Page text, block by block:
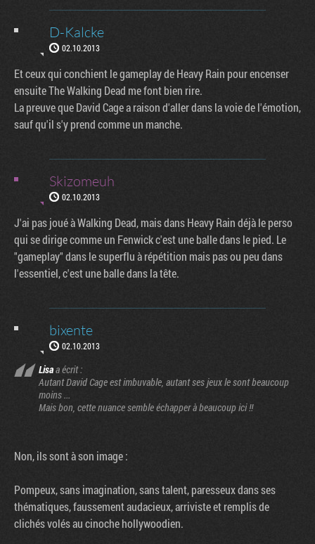
D-Kalcke
02.10.2013
Et ceux qui conchient le gameplay de Heavy Rain pour encenser
ensuite The Walking Dead me font bien rire.
La preuve que David Cage a raison d'aller dans la voie de l'émotion,
sauf qu'il s'y prend comme un manche.
Skizomeuh
02.10.2013
J'ai pas joué à Walking Dead, mais dans Heavy Rain déjà le perso
qui se dirige comme un Fenwick c'est une balle dans le pied. Le
"gameplay" dans le superflu à répétition mais pas ou peu dans
l'essentiel, c'est une balle dans la tête.
bixente
02.10.2013
Lisaa écrit :
Autant David Cage est imbuvable, autant ses jeux le sont beaucoup
moins ...
Mais bon, cette nuance semble échapper à beaucoup ici !!
Non, ils sont à son image :
Pompeux, sans imagination, sans talent, paresseux dans ses
thématiques, faussement audacieux, arriviste et remplis de
clichés volés au cinoche hollywoodien.